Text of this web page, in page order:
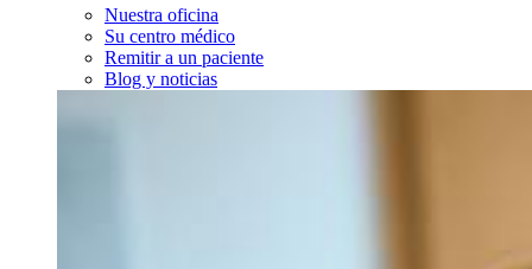
Nuestra oficina
Su centro médico
Remitir a un paciente
Blog y noticias